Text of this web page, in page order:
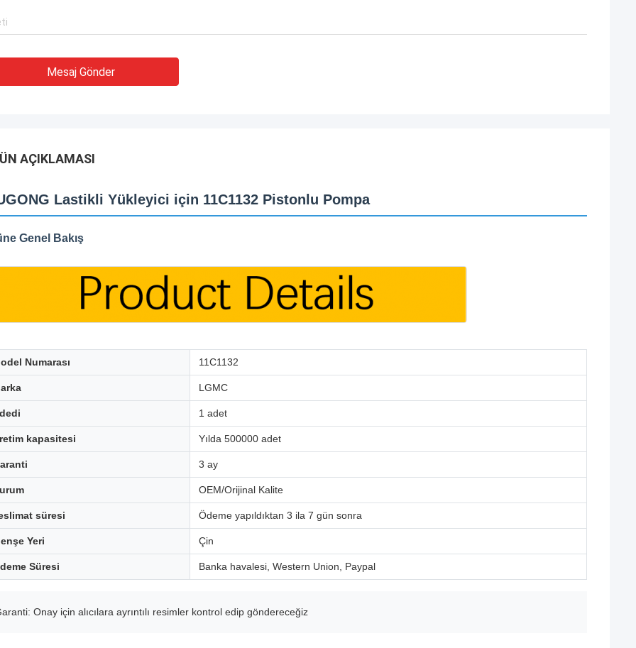
Mesaj Gönder
AÇIKLAMASI
Lastikli Yükleyici için 11C1132 Pistonlu Pompa
Genel Bakış
Numarası 11C1132
LGMC
1 adet
kapasitesi Yılda 500000 adet
3 ay
OEM/Orijinal Kalite
süresi Ödeme yapıldıktan 3 ila 7 gün sonra
Yeri Çin
Süresi Banka havalesi, Western Union, Paypal
Onay için alıcılara ayrıntılı resimler kontrol edip göndereceğiz